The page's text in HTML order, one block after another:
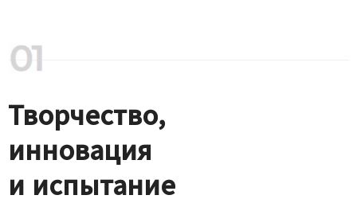
Творчество,
инновация
и испытание